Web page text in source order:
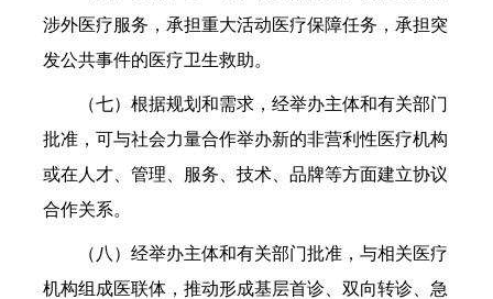
涉外医疗服务，承担重大活动医疗保障任务，承担突
发公共事件的医疗卫生救助。
（七）根据规划和需求，经举办主体和有关部门
批准，可与社会力量合作举办新的非营利性医疗机构
或在人才、管理、服务、技术、品牌等方面建立协议
合作关系。
（八）经举办主体和有关部门批准，与相关医疗
机构组成医联体，推动形成基层首诊、双向转诊、急